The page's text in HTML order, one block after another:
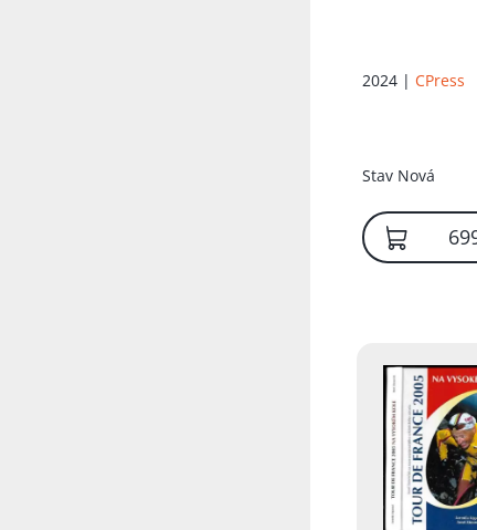
2024 |CPress
Stav Nová